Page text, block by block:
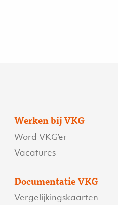
Werken bij VKG
Word VKG’er
Vacatures
Documentatie VKG
Vergelijkingskaarten